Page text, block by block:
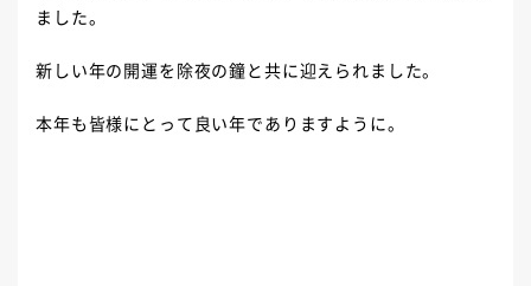
ました。
新しい年の開運を除夜の鐘と共に迎えられました。
本年も皆様にとって良い年でありますように。